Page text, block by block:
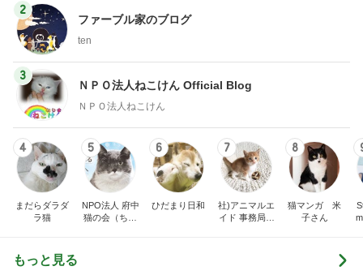
ＮＰＯ法人ねこけん
4
まだらダラダ
NPO法人 府中
猫の会（ちゅ
ー猫）
ひだまり日和
社)アニマルエ
イド 事務局＆
みんなの日記
猫マンガ 米
子さん
もっと見る